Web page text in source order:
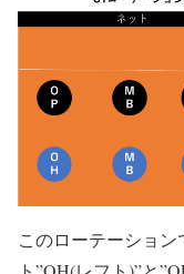
このローテーショ